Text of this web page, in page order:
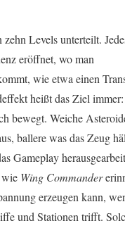
Levels unterteilt.
eröffnet, wo man
wie etwa einen
heißt das Ziel immer:
bewegt. Weiche
ballere was das Zeug
Gameplay
Wing Commander
erzeugen kann,
und Stationen trifft.